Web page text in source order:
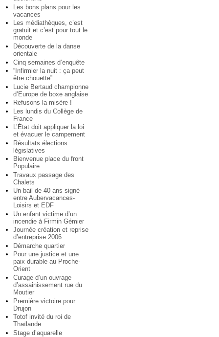
Les bons plans pour les
vacances
Les médiathèques, c’est
gratuit et c’est pour tout le
monde
Découverte de la danse
orientale
Cinq semaines d’enquête
“Infirmier la nuit : ça peut
être chouette”
Lucie Bertaud championne
d’Europe de boxe anglaise
Refusons la misère !
Les lundis du Collège de
France
L’État doit appliquer la loi
et évacuer le campement
Résultats élections
législatives
Bienvenue place du front
Populaire
Travaux passage des
Chalets
Un bail de 40 ans signé
entre Aubervacances-
Loisirs et EDF
Un enfant victime d’un
incendie à Firmin Gémier
Journée création et reprise
d’entreprise 2006
Démarche quartier
Pour une justice et une
paix durable au Proche-
Orient
Curage d’un ouvrage
d’assainissement rue du
Moutier
Première victoire pour
Drujon
Totof invité du roi de
Thaïlande
Stage d’aquarelle